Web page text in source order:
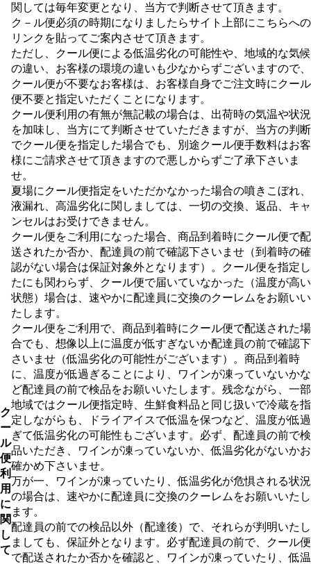
ク
ー
ル
便
利
用
に
関
し
て
関しては毎年変更となり、当方で判断させて頂きます。
ク－ル便必須の時期になりましたらサイト上部にこちらへの
リンクを貼ってご案内させて頂きます。
ただし、クール便による低温劣化の可能性や、地域的な気候
の違い、お客様の環境の違いも少なからずございますので、
クール便が不要なお客様は、お客様自身でご注文時にクール
便不要と指定いただくことになります。
クール便利用の有無が無記載の場合は、出荷時の気温や状況
を加味し、当方にて判断させていただきますが、当方の判断
でクール便を指定した場合でも、別途クール便手数料はお客
様にご請求させて頂きますので悪しからずご了承下さいま
せ。
夏場にクール便指定をいただかなかった場合の噴きこぼれ、
液漏れ、高温劣化に関しましては、一切の交換、返品、キャ
ンセルはお受けできません。
クール便をご利用になった場合、商品到着時にクール便で配
送されたか否か、配達員の前で確認下さいませ（到着時の確
認がない場合は保証対象外となります）。クール便を指定し
たにも関わらず、クール便で届いていなかった（温度が高い
状態）場合は、速やかに配達員に交換のクーレムをお願いい
たします。
クール便をご利用で、商品到着時にクール便で配送された場
合でも、想像以上に温度が低すぎないか配達員の前で確認下
さいませ（低温劣化の可能性がございます）。商品到着時
に、温度が低過ぎることにより、ワインが凍っていないかな
ど配達員の前で検品をお願いいたします。残念ながら、一部
地域ではクール便指定時、生鮮食料品と同じ扱いで冷蔵を指
定しながらも、ドライアイスで低温を保つなど、温度が低過
ぎて低温劣化の可能性もございます。必ず、配達員の前で検
品いただき、ワインが凍っていないか、低温劣化がないかお
確かめ下さいませ。
万が一、ワインが凍っていたり、低温劣化が危惧される状況
の場合は、速やかに配達員に交換のクーレムをお願いいたし
ます。
配達員の前での検品以外（配達後）で、それらが判明いたし
ましても、保証外となります。必ず配達員の前で、クール便
で配送されたか否かを確認と、ワインが凍っていたり、低温